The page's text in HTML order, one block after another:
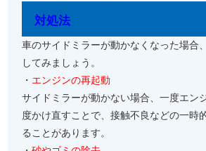
対処法
車のサイドミラーが動かなくなった場合
してみましょう。
・ エンジンの再起動
サイドミラーが動かない場合、一度エン
度かけ直すことで、接触不良などの一時
ることがあります。